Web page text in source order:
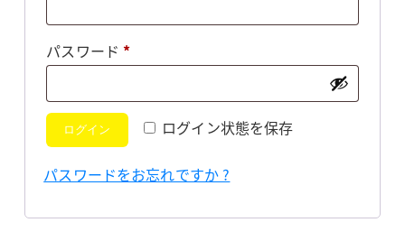
パスワード *必
ログイン状態を保存
ログイン
パスワードをお忘れですか ?